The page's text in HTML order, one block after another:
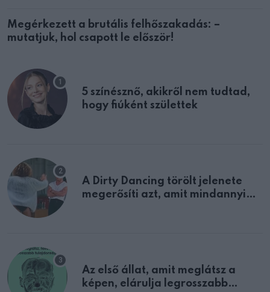
Megérkezett a brutális felhőszakadás: –
mutatjuk, hol csapott le először!
5 színésznő, akikről nem tudtad,
hogy fiúként születtek
A Dirty Dancing törölt jelenete
megerősíti azt, amit mindannyian
Az első állat, amit meglátsz a
képen, elárulja legrosszabb